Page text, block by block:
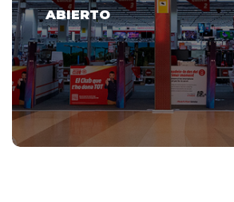
ABIERTO